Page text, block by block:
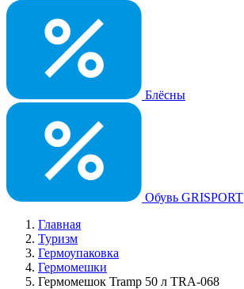
Блёсны
Обувь GRISPORT
Главная
Туризм
Гермоупаковка
Гермомешки
Гермомешок Tramp 50 л TRA-068